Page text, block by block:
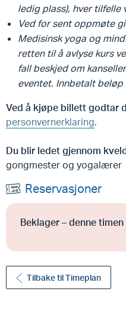
ledig plass), hver tilfelle
Ved for sent oppmøte
Medisinsk yoga og
retten til å avlyse kurs
fall beskjed om
eventet. Innbetalt
Ved å kjøpe billett godtar
personvernerklaring.
Du blir ledet gjennom
gongmester og yogalærer
Reservasjoner
Beklager – denne
Tilbake til Timeplan